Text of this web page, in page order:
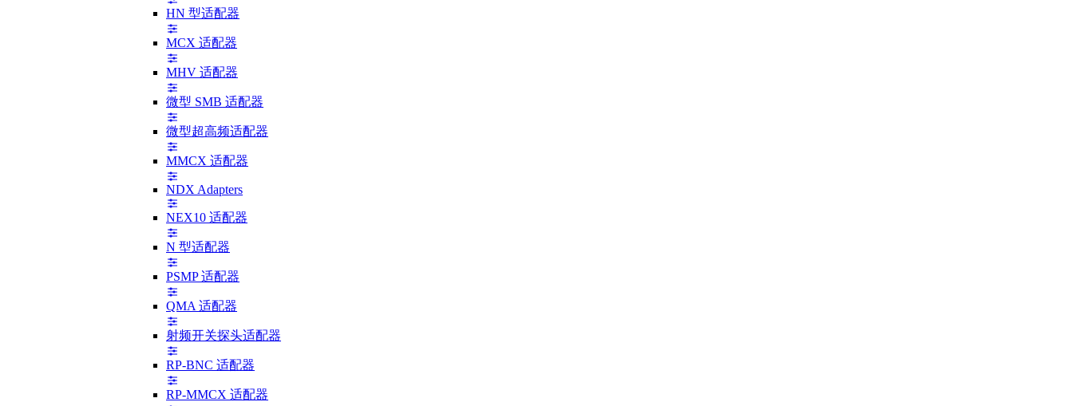
HN 型适配器
MCX 适配器
MHV 适配器
微型 SMB 适配器
微型超高频适配器
MMCX 适配器
NDX Adapters
NEX10 适配器
N 型适配器
PSMP 适配器
QMA 适配器
射频开关探头适配器
RP-BNC 适配器
RP-MMCX 适配器